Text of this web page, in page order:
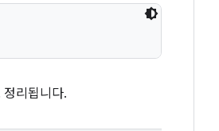
리됩니다.